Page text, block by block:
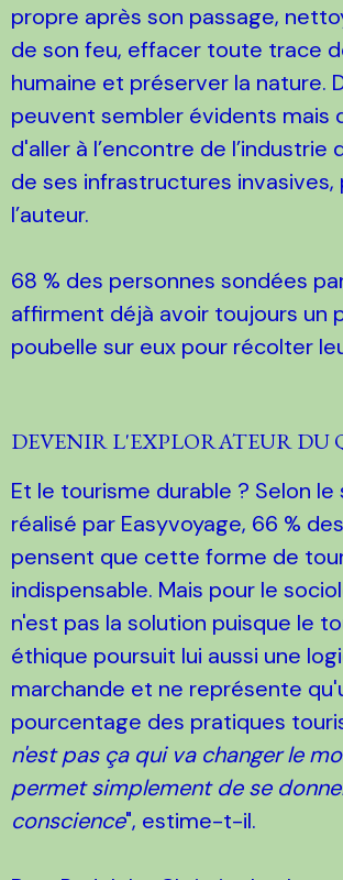
propre après son passage,
de son feu, effacer toute trace
humaine et préserver la nature.
peuvent sembler évidents mais
d'aller à l’encontre de l’industrie
de ses infrastructures invasives,
l’auteur.
68 % des personnes sondées
affirment déjà avoir toujours un
poubelle sur eux pour récolter
DEVENIR L'EXPLORATEUR DU
Et le tourisme durable ? Selon le
réalisé par Easyvoyage, 66 %
pensent que cette forme de
indispensable. Mais pour le
n'est pas la solution puisque le
éthique poursuit lui aussi une
marchande et ne représente
pourcentage des pratiques
n'est pas ça qui va changer le
permet simplement de se
conscience", estime-t-il.